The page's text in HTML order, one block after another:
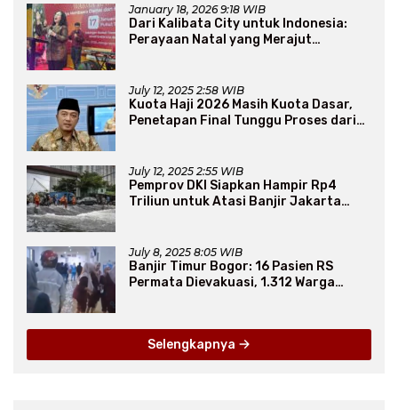
January 18, 2026 9:18 WIB
Dari Kalibata City untuk Indonesia:
Perayaan Natal yang Merajut
July 12, 2025 2:58 WIB
Kuota Haji 2026 Masih Kuota Dasar,
Penetapan Final Tunggu Proses dari
July 12, 2025 2:55 WIB
Pemprov DKI Siapkan Hampir Rp4
Triliun untuk Atasi Banjir Jakarta
July 8, 2025 8:05 WIB
Banjir Timur Bogor: 16 Pasien RS
Permata Dievakuasi, 1.312 Warga
Selengkapnya